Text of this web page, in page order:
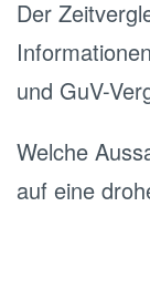
Der
und GuV-
Welche
auf eine